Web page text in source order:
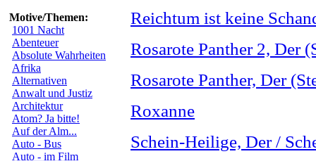
Motive/Themen:
1001 Nacht
Abenteuer
Absolute Wahrheiten
Afrika
Alternativen
Anwalt und Justiz
Architektur
Atom? Ja bitte!
Auf der Alm...
Auto - Bus
Auto - im Film
Reichtum ist keine
Rosarote Panther 2, Der
Rosarote Panther, Der
Roxanne
Schein-Heilige, Der /